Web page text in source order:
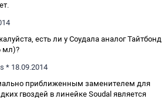
есть ли у Соудала аналог Тайтбонд
мл)?
* 18.09.2014
приближенным заменителем для
гвоздей в линейке Soudal является